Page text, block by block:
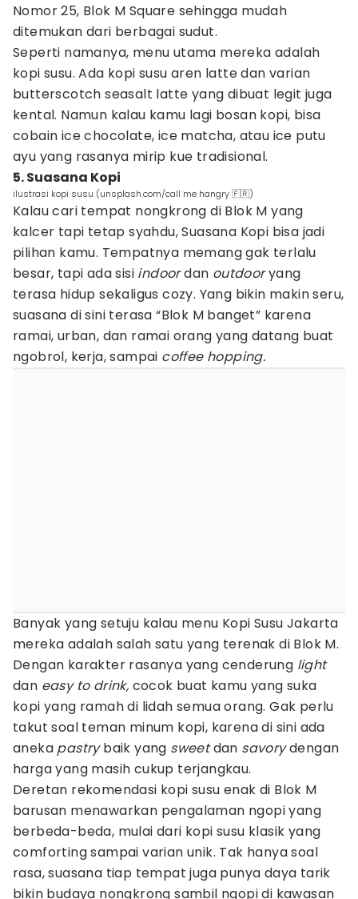
Nomor 25, Blok M Square sehingga mudah
ditemukan dari berbagai sudut.
Seperti namanya, menu utama mereka adalah
kopi susu. Ada kopi susu aren latte dan varian
butterscotch seasalt latte yang dibuat legit juga
kental. Namun kalau kamu lagi bosan kopi, bisa
cobain ice chocolate, ice matcha, atau ice putu
ayu yang rasanya mirip kue tradisional.
5. Suasana Kopi
ilustrasi kopi susu (unsplash.com/call me hangry 🇫🇷)
Kalau cari tempat nongkrong di Blok M yang
kalcer tapi tetap syahdu, Suasana Kopi bisa jadi
pilihan kamu. Tempatnya memang gak terlalu
besar, tapi ada sisi indoordan outdooryang
terasa hidup sekaligus cozy. Yang bikin makin seru,
suasana di sini terasa “Blok M banget” karena
ramai, urban, dan ramai orang yang datang buat
ngobrol, kerja, sampai coffee hopping.
Banyak yang setuju kalau menu Kopi Susu Jakarta
mereka adalah salah satu yang terenak di Blok M.
Dengan karakter rasanya yang cenderung light
dan easy to drink, cocok buat kamu yang suka
kopi yang ramah di lidah semua orang. Gak perlu
takut soal teman minum kopi, karena di sini ada
aneka pastrybaik yang sweetdan savorydengan
harga yang masih cukup terjangkau.
Deretan rekomendasi kopi susu enak di Blok M
barusan menawarkan pengalaman ngopi yang
berbeda-beda, mulai dari kopi susu klasik yang
comforting sampai varian unik. Tak hanya soal
rasa, suasana tiap tempat juga punya daya tarik
bikin budaya nongkrong sambil ngopi di kawasan